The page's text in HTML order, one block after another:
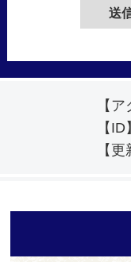
【
【ID】
【更